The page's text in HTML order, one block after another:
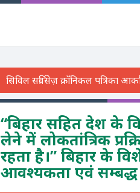
“बिहार सहित देश के
लेने में लोकतांत्रिक
रहता है।” बिहार के
आवश्यकता एवं सम्बद्ध